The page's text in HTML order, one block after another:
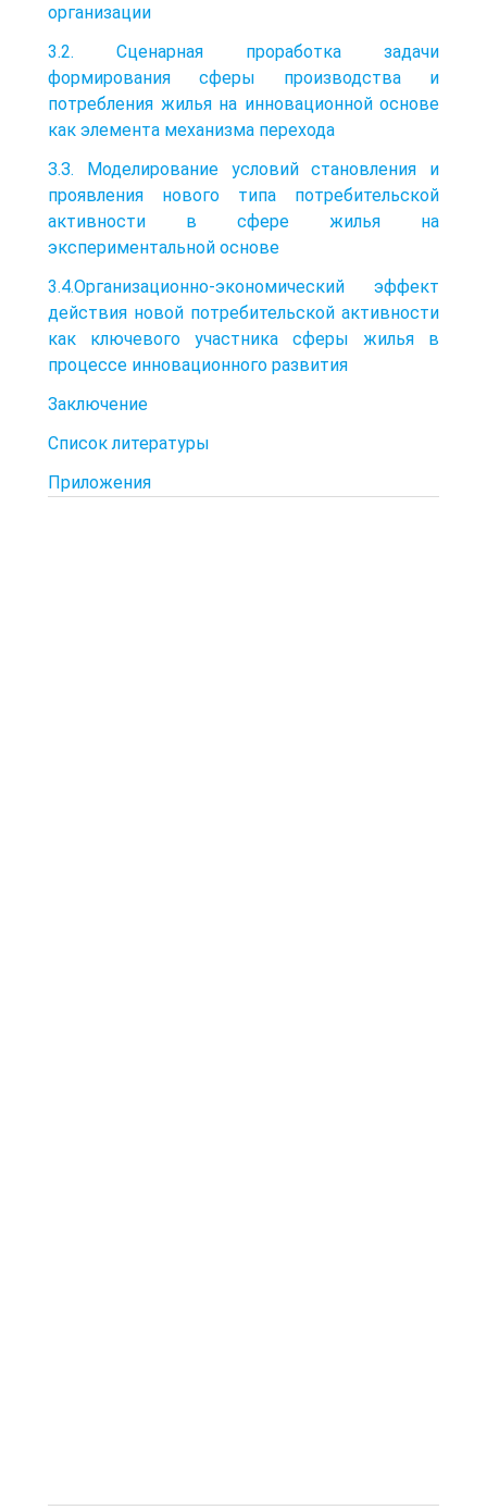
организации
3.2. Сценарная проработка задачи
формирования сферы производства и
потребления жилья на инновационной основе
как элемента механизма пере­хода
З.З. Моделирование условий становления и
проявления нового типа потре­бительской
активности в сфере жилья на
экспериментальной основе
3.4.Организационно-экономический эффект
действия новой потребитель­ской активности
как ключевого участника сферы жилья в
процессе иннова­ционного развития
Заключение
Список литературы
Приложения